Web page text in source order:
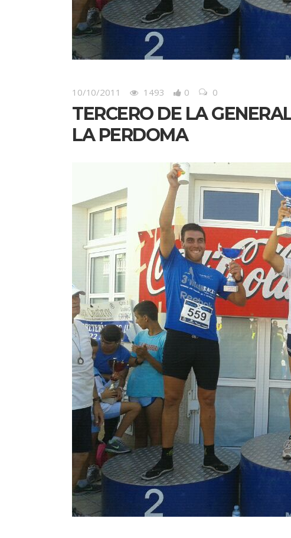
10/10/2011 1493 0 0
TERCERO DE LA
LA PERDOMA